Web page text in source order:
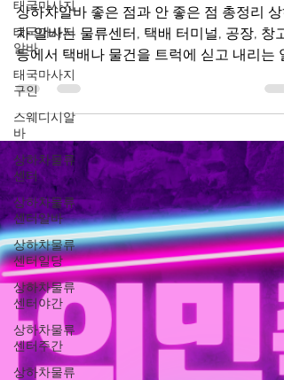
태국마사지
태국마사지
알바
태국마사지
구인
스웨디시알
바
상하차물류
센터
상하차물류
센터알바
상하차물류
센터일당
상하차물류
센터야간
상하차물류
센터주간
상하차물류
안 좋은 점 총정리
상하차알바 좋은 점과 안 좋은 점 총정리 상하
차 알바는 물류센터, 택배 터미널, 공장, 창고
등에서 택배나 물건을 트럭에 싣고 내리는 일
을 말합니다. 대표적인 단기 고수익 육체노동
알바로 알려져 있으며, 특히 야간 근무나 성
기에는 높은 일당 때문에 많은 사람들이 한
쯤 경험해보는 일자리입니다. 상하차알바 하
지만 “돈은 많이 준다”는 이미지와 달리 실제
현장은 체력 소모가 크고 근무 환경이 강한
이라 장단점이 확실한 알바입니다. 이번 글에
서는 상하차 알바의 현실적인 좋은 점과 안
은 점을 균형 있게 정리해보겠습니다. 상하차
알바 단기알바 중장기알바 알아보자 1. 상하
알바란 무엇인가? 상하차 알바는 물류 이동
정에서 트럭이나 컨테이너에 물건을 싣고 내
리는 작업입니다. 주요 업무 택배 상자 하역